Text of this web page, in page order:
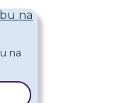
na